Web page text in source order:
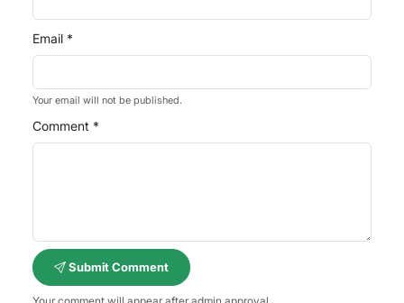
Email *
Your email will not be published.
Comment *
Submit Comment